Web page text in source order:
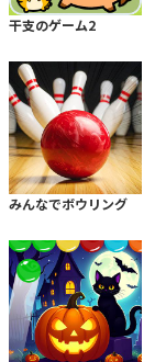
干支のゲーム2
みんなでボウリング